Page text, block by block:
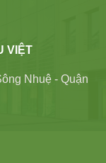
VIỆT
Nhuệ - Quận